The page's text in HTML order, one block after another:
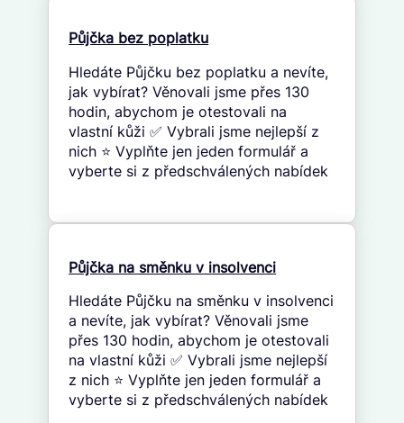
Půjčka bez poplatku
Hledáte Půjčku bez poplatku a nevíte,
jak vybírat? Věnovali jsme přes 130
hodin, abychom je otestovali na
vlastní kůži ✅ Vybrali jsme nejlepší z
nich ⭐ Vyplňte jen jeden formulář a
vyberte si z předschválených nabídek
Půjčka na směnku v insolvenci
Hledáte Půjčku na směnku v insolvenci
a nevíte, jak vybírat? Věnovali jsme
přes 130 hodin, abychom je otestovali
na vlastní kůži ✅ Vybrali jsme nejlepší
z nich ⭐ Vyplňte jen jeden formulář a
vyberte si z předschválených nabídek